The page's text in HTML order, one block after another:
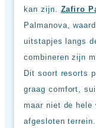
kan zijn. Zafiro
Palmanova,
uitstapjes langs
combineren zijn
Dit soort resorts
graag comfort,
maar niet de hele
afgesloten terrein.